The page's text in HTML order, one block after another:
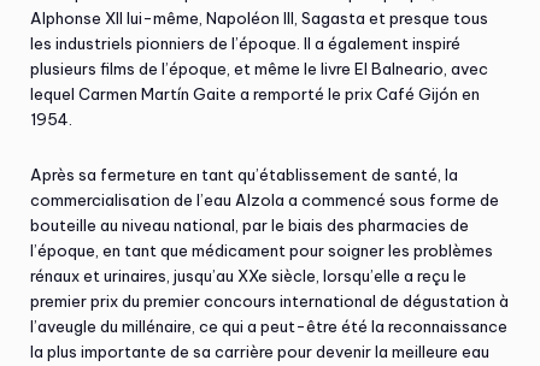
Alphonse XII lui-même, Napoléon III, Sagasta et presque tous
les industriels pionniers de l’époque. Il a également inspiré
plusieurs films de l’époque, et même le livre El Balneario, avec
lequel Carmen Martín Gaite a remporté le prix Café Gijón en
1954.
Après sa fermeture en tant qu’établissement de santé, la
commercialisation de l’eau Alzola a commencé sous forme de
bouteille au niveau national, par le biais des pharmacies de
l’époque, en tant que médicament pour soigner les problèmes
rénaux et urinaires, jusqu’au XXe siècle, lorsqu’elle a reçu le
premier prix du premier concours international de dégustation à
l’aveugle du millénaire, ce qui a peut-être été la reconnaissance
la plus importante de sa carrière pour devenir la meilleure eau